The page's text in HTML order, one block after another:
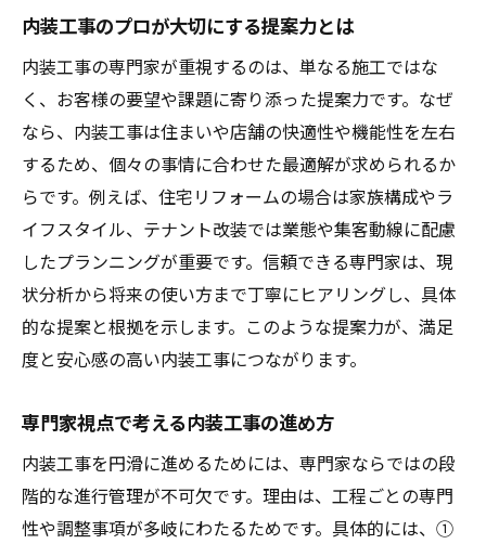
内装工事のプロが大切にする提案力とは
内装工事の専門家が重視するのは、単なる施工ではな
く、お客様の要望や課題に寄り添った提案力です。なぜ
なら、内装工事は住まいや店舗の快適性や機能性を左右
するため、個々の事情に合わせた最適解が求められるか
らです。例えば、住宅リフォームの場合は家族構成やラ
イフスタイル、テナント改装では業態や集客動線に配慮
したプランニングが重要です。信頼できる専門家は、現
状分析から将来の使い方まで丁寧にヒアリングし、具体
的な提案と根拠を示します。このような提案力が、満足
度と安心感の高い内装工事につながります。
専門家視点で考える内装工事の進め方
内装工事を円滑に進めるためには、専門家ならではの段
階的な進行管理が不可欠です。理由は、工程ごとの専門
性や調整事項が多岐にわたるためです。具体的には、①